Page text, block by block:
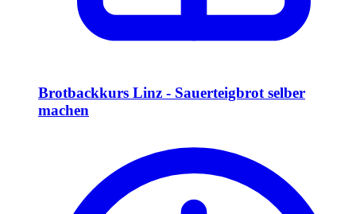
Brotbackkurs Linz - Sauerteigbrot selber
machen